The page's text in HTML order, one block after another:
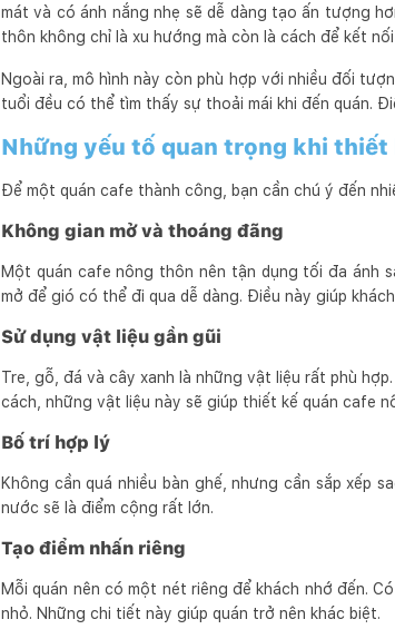
mát và có ánh nắng nhẹ sẽ dễ dàng tạo ấn tượng
thôn không chỉ là xu hướng mà còn là cách để kết
Ngoài ra, mô hình này còn phù hợp với nhiều đối
tuổi đều có thể tìm thấy sự thoải mái khi đến quán.
Những yếu tố quan trọng khi thiết
Để một quán cafe thành công, bạn cần chú ý đến
Không gian mở và thoáng đãng
Một quán cafe nông thôn nên tận dụng tối đa ánh
mở để gió có thể đi qua dễ dàng. Điều này giúp
Sử dụng vật liệu gần gũi
Tre, gỗ, đá và cây xanh là những vật liệu rất phù
cách, những vật liệu này sẽ giúp thiết kế quán cafe
Bố trí hợp lý
Không cần quá nhiều bàn ghế, nhưng cần sắp xếp
nước sẽ là điểm cộng rất lớn.
Tạo điểm nhấn riêng
Mỗi quán nên có một nét riêng để khách nhớ đến.
nhỏ. Những chi tiết này giúp quán trở nên khác biệt.